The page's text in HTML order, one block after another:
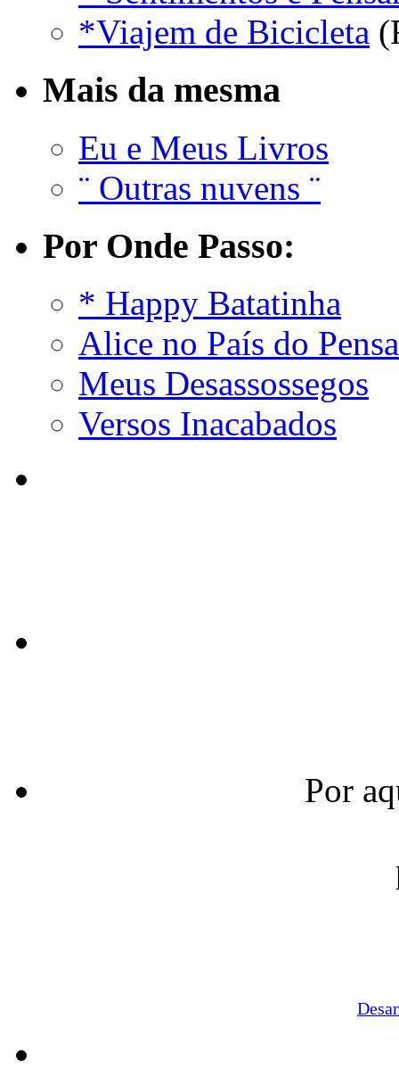
*Viajem de Bicicleta
Mais da mesma
Eu e Meus Livros
¨ Outras nuvens ¨
Por Onde Passo:
* Happy Batatinha
Alice no País do
Meus Desassossegos
Versos Inacabados
Por